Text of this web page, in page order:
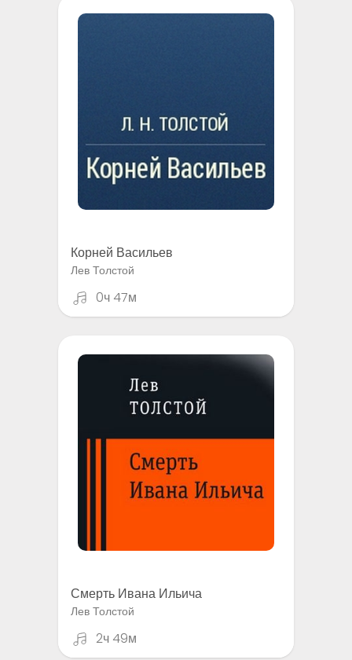
Корней Васильев
Лев Толстой
0ч 47м
Смерть Ивана Ильича
Лев Толстой
2ч 49м